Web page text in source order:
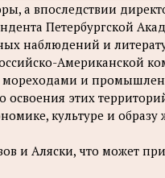
а впоследствии
Петербургской
наблюдений и
Американской
мореходами и
освоения этих
культуре и образу
и Аляски, что может